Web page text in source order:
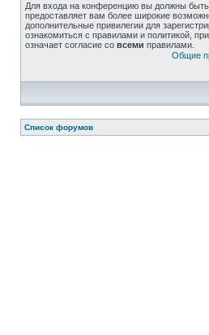
Для входа на конференцию вы должны быть
предоставляет вам более широкие
дополнительные привилегии для
ознакомиться с правилами и политикой,
означает согласие со всеми правилами.
Общие
Список форумов